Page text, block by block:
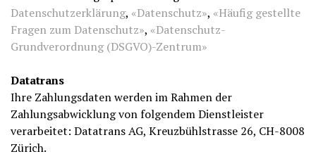
Datenschutzerklärung, «Datenschutz», «Häufig gestellte
Fragen zum Datenschutz», «Datenschutz-
Grundverordnung (DSGVO)-Zentrum»
Datatrans
Ihre Zahlungsdaten werden im Rahmen der
Zahlungsabwicklung von folgendem Dienstleister
verarbeitet: Datatrans AG, Kreuzbühlstrasse 26, CH-8008
Zürich.